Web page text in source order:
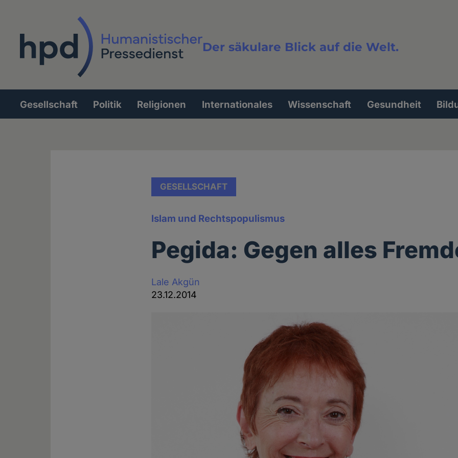
Der säkulare Blick auf die Welt.
Volltextsuche
Hauptnavigation
Gesellschaft Politik Religionen Internationales Wissenschaft Gesundheit
GESELLSCHAFT
Islam und Rechtspopulismus
Pegida: Gegen alles
Lale Akgün
23.12.2014